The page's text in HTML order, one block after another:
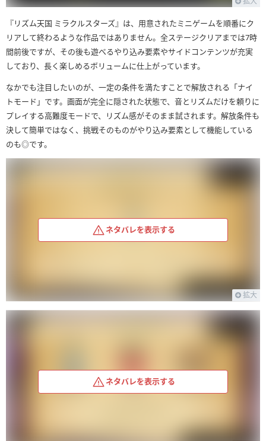
『リズム天国 ミラクルスターズ』は、用意されたミニゲームを順番にク
リアして終わるような作品ではありません。全ステージクリアまでは7時
間前後ですが、その後も遊べるやり込み要素やサイドコンテンツが充実
しており、長く楽しめるボリュームに仕上がっています。
なかでも注目したいのが、一定の条件を満たすことで解放される「ナイ
トモード」です。画面が完全に隠された状態で、音とリズムだけを頼りに
プレイする高難度モードで、リズム感がそのまま試されます。解放条件も
決して簡単ではなく、挑戦そのものがやり込み要素として機能している
のも◎です。
拡大
ネタバレを表示する
ネタバレを表示する